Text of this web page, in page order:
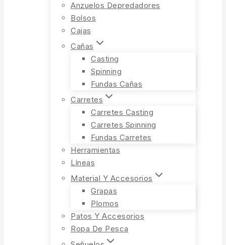
Anzuelos Depredadores
Bolsos
Cajas
Cañas
Casting
Spinning
Fundas Cañas
Carretes
Carretes Casting
Carretes Spinning
Fundas Carretes
Herramientas
Líneas
Material Y Accesorios
Grapas
Plomos
Patos Y Accesorios
Ropa De Pesca